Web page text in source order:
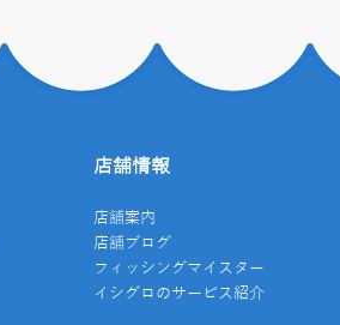
店舗情報
店舗案内
店舗ブログ
フィッシングマイスター
イシグロのサービス紹介